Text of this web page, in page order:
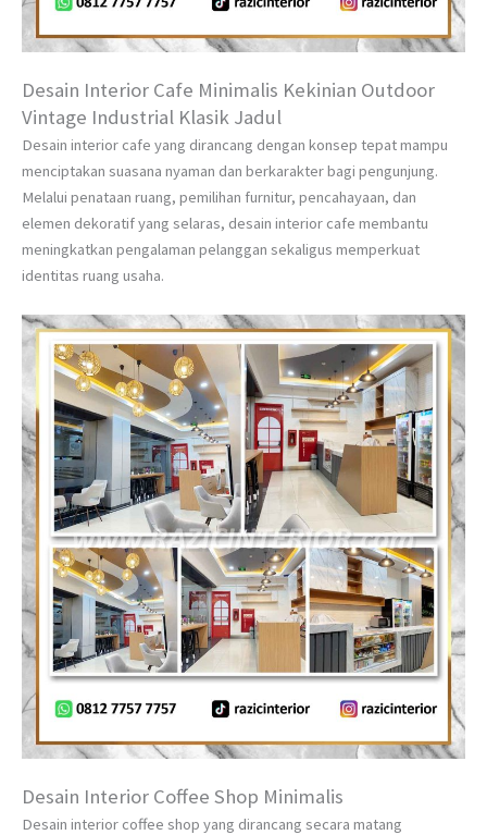
Desain Interior Cafe Minimalis Kekinian Outdoor
Vintage Industrial Klasik Jadul
Desain interior cafe yang dirancang dengan konsep tepat mampu
menciptakan suasana nyaman dan berkarakter bagi pengunjung.
Melalui penataan ruang, pemilihan furnitur, pencahayaan, dan
elemen dekoratif yang selaras, desain interior cafe membantu
meningkatkan pengalaman pelanggan sekaligus memperkuat
identitas ruang usaha.
Desain Interior Coffee Shop Minimalis
Desain interior coffee shop yang dirancang secara matang